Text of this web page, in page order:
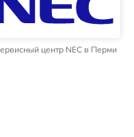
центр NEC в Перми